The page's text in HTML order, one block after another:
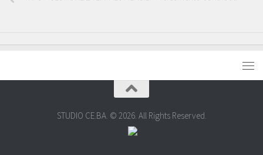
STUDIO CE.BA. © 2026. All Rights Reserved.